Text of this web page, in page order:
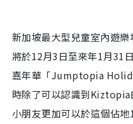
新加坡最大型兒童室內遊樂
將於12月3日至來年1月31
嘉年華「Jumptopia
時除了可以認識到Kiztopia
小朋友更加可以於這個佔地